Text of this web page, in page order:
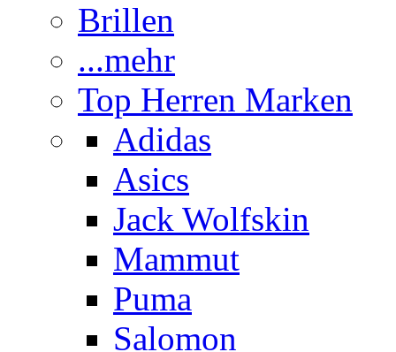
Brillen
...mehr
Top Herren Marken
Adidas
Asics
Jack Wolfskin
Mammut
Puma
Salomon